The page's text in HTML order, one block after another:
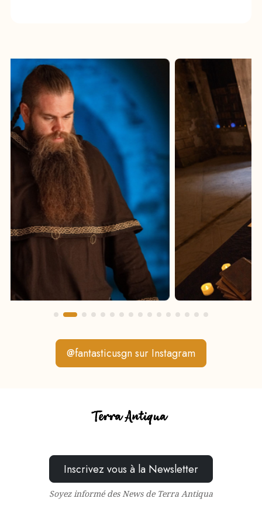
@fantasticusgn sur Instagram
Inscrivez vous à la Newsletter
Soyez informé des News de Terra Antiqua